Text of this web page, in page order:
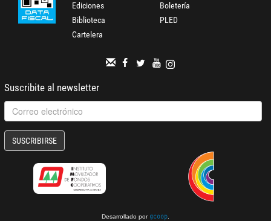
Ediciones
Biblioteca
Cartelera
Boletería
PLED
Suscribite al newsletter
SUSCRIBIRSE
Desarrollado por gcoop.